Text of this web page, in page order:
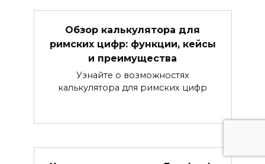
Обзор калькулятора для
римских цифр: функции, кейсы
и преимущества
Узнайте о возможностях
калькулятора для римских цифр